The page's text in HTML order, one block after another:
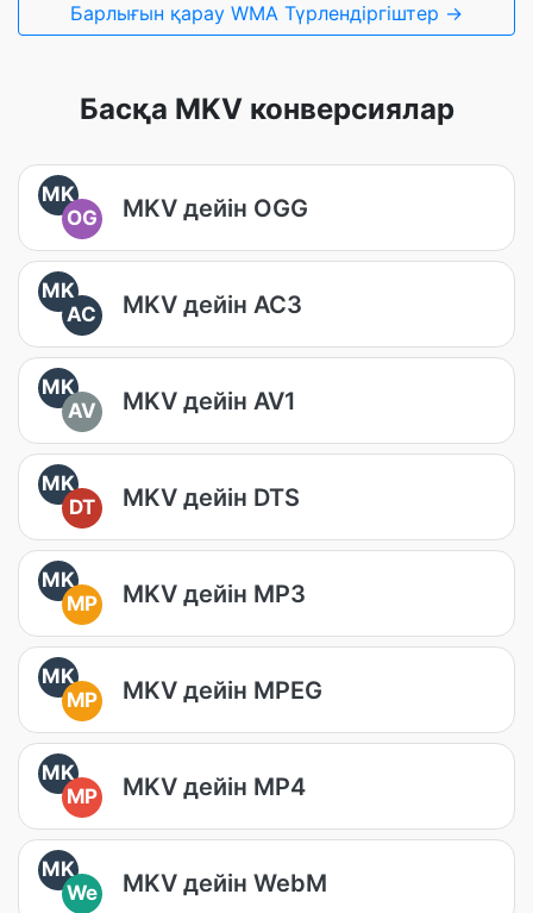
Барлығын қарау WMA Түрлендіргіштер →
Басқа MKV конверсиялар
MK
OG
MKV дейін OGG
MK
AC
MKV дейін AC3
MK
AV
MKV дейін AV1
MK
DT
MKV дейін DTS
MK
MP
MKV дейін MP3
MK
MP
MKV дейін MPEG
MK
MP
MKV дейін MP4
MK
We
MKV дейін WebM